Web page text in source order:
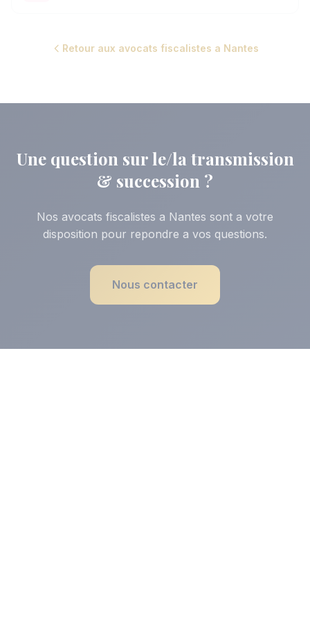
Retour aux avocats fiscalistes a Nantes
Une question sur le/la transmission
& succession ?
Nos avocats fiscalistes a Nantes sont a votre
disposition pour repondre a vos questions.
Nous contacter